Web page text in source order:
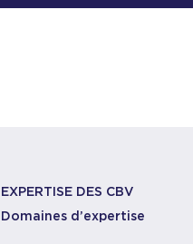
EXPERTISE DES CBV
Domaines d’expertise